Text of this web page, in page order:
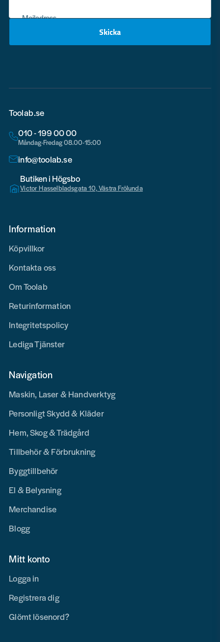
Mejladress
Skicka
Toolab.se
010 - 199 00 00
Måndag-Fredag 08.00-15:00
info@toolab.se
Butiken i Högsbo
Victor Hasselbladsgata 10, Västra Frölunda
Information
Köpvillkor
Kontakta oss
Om Toolab
Returinformation
Integritetspolicy
Lediga Tjänster
Navigation
Maskin, Laser & Handverktyg
Personligt Skydd & Kläder
Hem, Skog & Trädgård
Tillbehör & Förbrukning
Byggtillbehör
El & Belysning
Merchandise
Blogg
Mitt konto
Logga in
Registrera dig
Glömt lösenord?